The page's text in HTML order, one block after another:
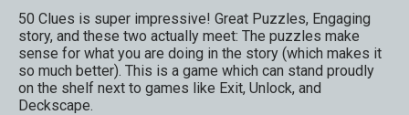
50 Clues is super impressive! Great Puzzles, Engaging
story, and these two actually meet: The puzzles make
sense for what you are doing in the story (which makes it
so much better). This is a game which can stand proudly
on the shelf next to games like Exit, Unlock, and
Deckscape.